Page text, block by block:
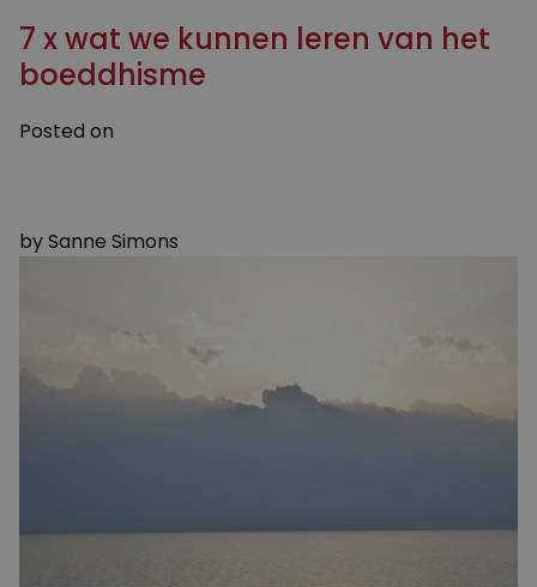
7 x wat we kunnen leren van het
boeddhisme
Posted on
bySanne Simons